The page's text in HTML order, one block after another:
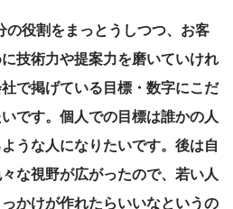
役割をまっとうしつつ、お客
技術力や提案力を磨いていけれ
で掲げている目標・数字にこだ
です。個人での目標は誰かの人
うな人になりたいです。後は自
な視野が広がったので、若い人
かけが作れたらいいなというの